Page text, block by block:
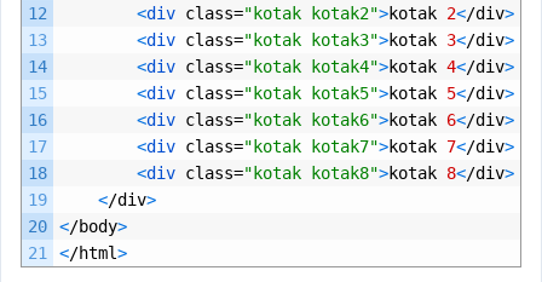
12
13
14
15
16
17
18
19
20
21
<div class="kotak kotak2">kotak 2</div>
<div class="kotak kotak3">kotak 3</div>
<div class="kotak kotak4">kotak 4</div>
<div class="kotak kotak5">kotak 5</div>
<div class="kotak kotak6">kotak 6</div>
<div class="kotak kotak7">kotak 7</div>
<div class="kotak kotak8">kotak 8</div>
</div>
</body>
</html>